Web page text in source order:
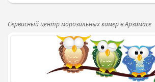
Сервисный центр морозильных камер в Арзамасе